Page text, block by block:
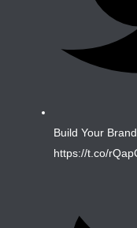
Build Your
https://t.co/